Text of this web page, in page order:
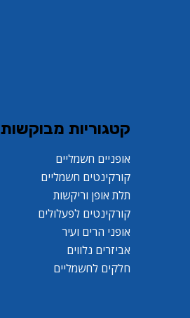
קטגוריות מבוקשות
אופניים חשמליים
קורקינטים חשמליים
תלת אופן וריקשות
קורקינטים לפעלולים
אופני הרים ועיר
אביזרים נלווים
חלקים לחשמליים